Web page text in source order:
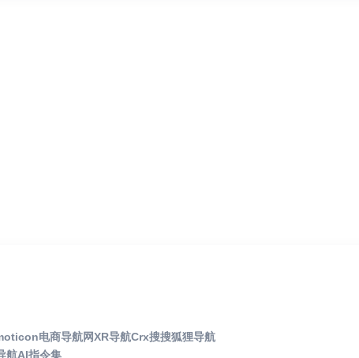
电商导航网XR导航Crx搜搜狐狸导航
航AI指令集